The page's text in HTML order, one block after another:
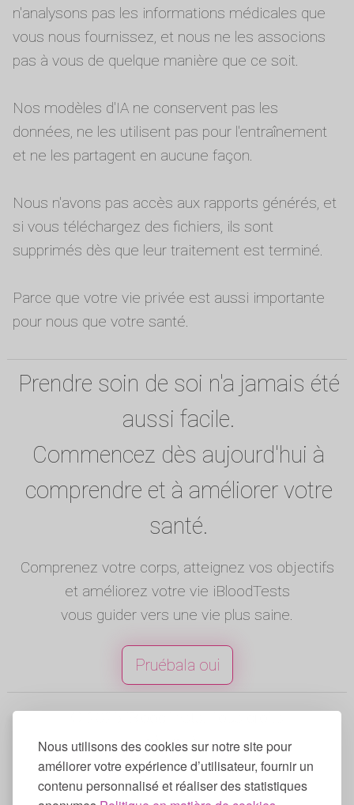
Nous utilisons des cookies sur notre site pour
améliorer votre expérience d’utilisateur, fournir un
contenu personnalisé et réaliser des statistiques
n'analysons pas les informations médicales que
vous nous fournissez, et nous ne les associons
pas à vous de quelque manière que ce soit.
Nos modèles d'IA ne conservent pas les
données, ne les utilisent pas pour l'entraînement
et ne les partagent en aucune façon.
Nous n'avons pas accès aux rapports générés, et
si vous téléchargez des fichiers, ils sont
supprimés dès que leur traitement est terminé.
Parce que votre vie privée est aussi importante
pour nous que votre santé.
Prendre soin de soi n'a jamais été
aussi facile.
Commencez dès aujourd'hui à
comprendre et à améliorer votre
santé.
Comprenez votre corps, atteignez vos objectifs
et améliorez votre vie iBloodTests
vous guider vers une vie plus saine.
Pruébala oui
réservés.
Anglais|Espagnol|Francés|Portugais |
Allemand|Italien